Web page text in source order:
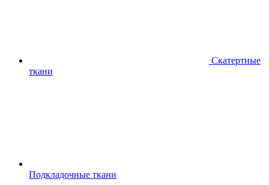
Скатертные
ткани
Подкладочные ткани